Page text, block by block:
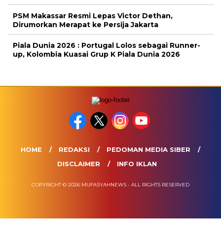
PSM Makassar Resmi Lepas Victor Dethan,
Dirumorkan Merapat ke Persija Jakarta
Piala Dunia 2026 : Portugal Lolos sebagai Runner-
up, Kolombia Kuasai Grup K Piala Dunia 2026
HOME REDAKSI
PEDOMAN MEDIA SIBER
DISCLAIMER
INFO IKLAN
COPYRIGHT © 2026 MUFASYAHNEWS - ALL RIGHTS RESERVED